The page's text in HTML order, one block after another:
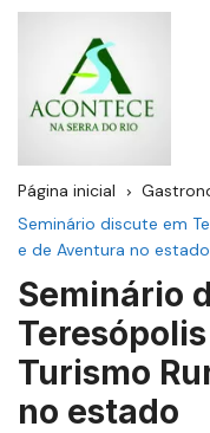
Página inicial
Seminário discute em
e de Aventura no estado
Seminário
Turismo
no estado